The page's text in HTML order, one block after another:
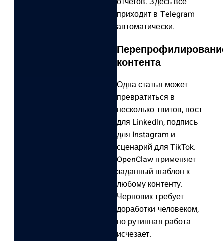
приходит в Telegram
автоматически.
контента
Одна статья может
превратиться в
несколько твитов, пост
для LinkedIn, подпись
для Instagram и
сценарий для TikTok.
OpenClaw применяет
заданный шаблон к
любому контенту.
Черновик требует
доработки человеком,
но рутинная работа
исчезает.